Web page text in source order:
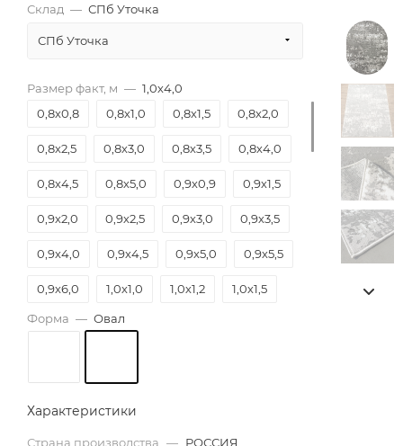
Склад — СПб Уточка
СПб Уточка
Размер факт, м — 1,0х4,0
0,8х0,8
0,8х1,0 0,8х1,5 0,8х2,0
0,8х2,5 0,8х3,0 0,8х3,5 0,8х4,0
0,8х4,5 0,8х5,0 0,9х0,9 0,9х1,5
0,9х2,0 0,9х2,5 0,9х3,0 0,9х3,5
0,9х4,0 0,9х4,5 0,9х5,0 0,9х5,5
0,9х6,0 1,0х1,0 1,0х1,2 1,0х1,5
1,0х2,0 1,0х2,5
Форма — Овал
Характеристики
Страна производства — РОССИЯ